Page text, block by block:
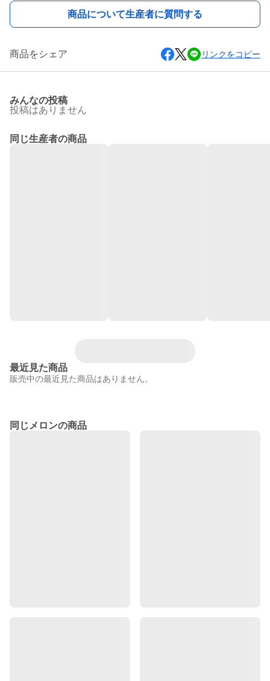
商品について生産者に質問する
商品をシェア リンクをコピー
みんなの投稿
投稿はありません
同じ生産者の商品
最近見た商品
販売中の最近見た商品はありません。
同じメロンの商品